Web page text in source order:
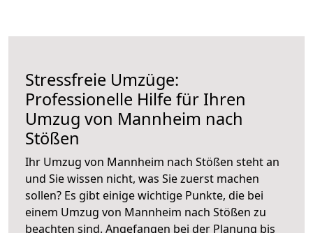
Stressfreie Umzüge:
Professionelle Hilfe für Ihren
Umzug von Mannheim nach
Stößen
Ihr Umzug von Mannheim nach Stößen steht an
und Sie wissen nicht, was Sie zuerst machen
sollen? Es gibt einige wichtige Punkte, die bei
einem Umzug von Mannheim nach Stößen zu
beachten sind. Angefangen bei der Planung bis